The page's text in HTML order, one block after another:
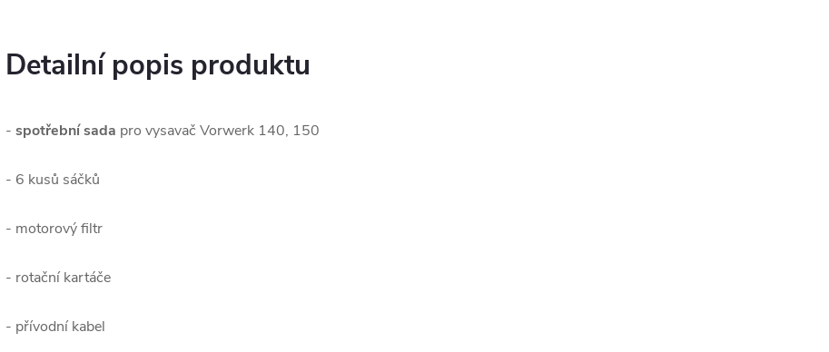
Detailní popis produktu
- spotřební sada pro vysavač Vorwerk 140, 150
- 6 kusů sáčků
- motorový filtr
- rotační kartáče
- přívodní kabel